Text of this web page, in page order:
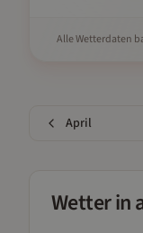
Alle Wetterdaten
April
Wetter in